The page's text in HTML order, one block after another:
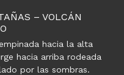
– VOLCÁN
hacia la alta
hacia arriba rodeada
por las sombras.